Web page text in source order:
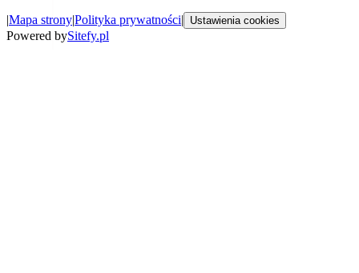
|Mapa strony|Polityka prywatności| Ustawienia cookies
Powered bySitefy.pl